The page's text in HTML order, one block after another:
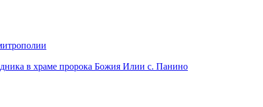
в храме пророка Божия Илии с. Панино